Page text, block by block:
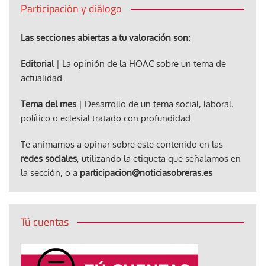
Participación y diálogo
Las secciones abiertas a tu valoración son:
Editorial| La opinión de la HOAC sobre un tema de
actualidad.
Tema del mes | Desarrollo de un tema social, laboral,
político o eclesial tratado con profundidad.
Te animamos a opinar sobre este contenido en las
redes sociales, utilizando la etiqueta que señalamos en
la sección, o a participacion@noticiasobreras.es
Tú cuentas